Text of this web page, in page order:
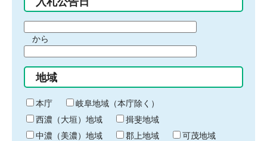
間
始
り
から
間
終
わ
り
地域
本庁
岐阜地域（本庁除く）
西濃（大垣）地域
揖斐地域
中濃（美濃）地域
郡上地域
可茂地域